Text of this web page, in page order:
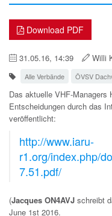
Download PDF
31.05.16, 14:39 Willi
Alle Verbände ÖVSV
Das aktuelle VHF-Managers
Entscheidungen durch das
veröffentlicht:
http://www.iaru-
r1.org/index.php/
7.51.pdf/
(Jacques ON4AVJ schreibt
June 1st 2016.